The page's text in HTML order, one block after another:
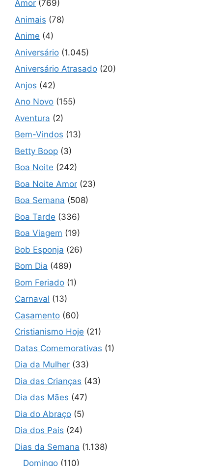
Amor (769)
Animais (78)
Anime (4)
Aniversário (1.045)
Aniversário Atrasado (20)
Anjos (42)
Ano Novo (155)
Aventura (2)
Bem-Vindos (13)
Betty Boop (3)
Boa Noite (242)
Boa Noite Amor (23)
Boa Semana (508)
Boa Tarde (336)
Boa Viagem (19)
Bob Esponja (26)
Bom Dia (489)
Bom Feriado (1)
Carnaval (13)
Casamento (60)
Cristianismo Hoje (21)
Datas Comemorativas (1)
Dia da Mulher (33)
Dia das Crianças (43)
Dia das Mães (47)
Dia do Abraço (5)
Dia dos Pais (24)
Dias da Semana (1.138)
Domingo (110)